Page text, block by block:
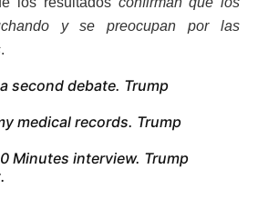
y se preocupan por las
.
second debate. Trump
medical records. Trump
Minutes interview. Trump